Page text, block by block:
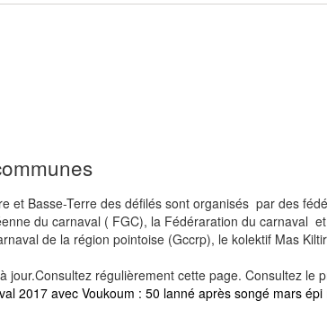
et Basse-Terre des défilés sont organisés par des
du carnaval ( FGC), la Fédéraration du carnaval
de la région pointoise (Gccrp), le kolektif Mas
jour.Consultez régulièrement cette page. Consultez le
2017 avec Voukoum : 50 lanné après songé mars épi